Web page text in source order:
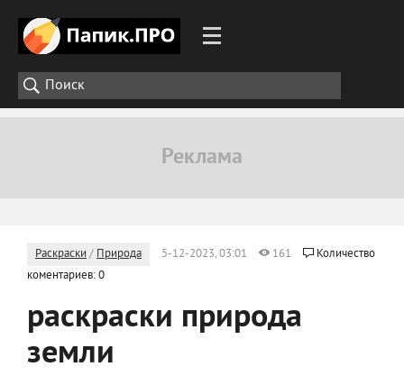
Раскраски / Природа 5-12-2023, 03:01 161
Количество
коментариев: 0
раскраски природа
земли